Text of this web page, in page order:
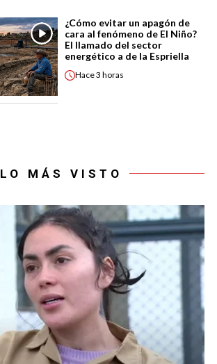
¿Cómo evitar un apagón de
cara al fenómeno de El Niño?
El llamado del sector
energético a de la Espriella
Hace3 horas
LO MÁS VISTO